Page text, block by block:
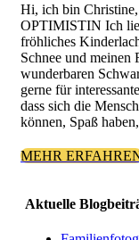
Hi, ich bin
OPTIMISTIN Ich
fröhliches
Schnee und
wunderbaren
gerne für
dass sich die
können, Spaß
MEHR
Aktuelle